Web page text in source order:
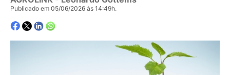
Publicado em 05/06/2026 às 14:49h.